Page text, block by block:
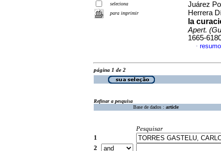
seleciona
para imprimir
Juárez
Herrera
la
Apert.
1665-
·
página 1 de 2
Refinar a pesquisa
Base de dados : article
Pesquisar
1
2